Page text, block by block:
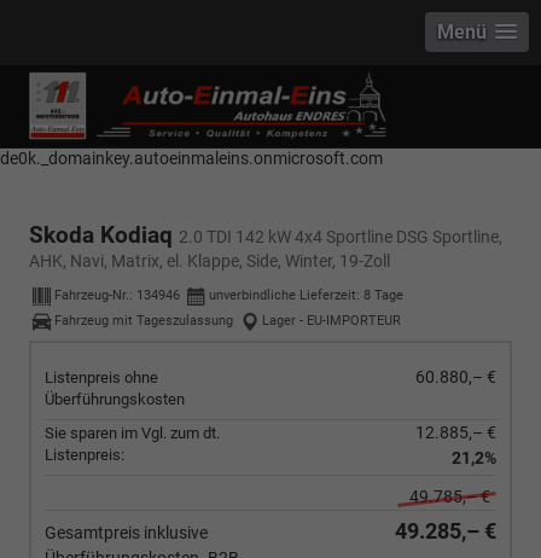
------------ Host Name : selector1._domainkey Points to address or value:
selector1-aee-de0k._domainkey.autoeinmaleins.onmicrosoft.com Host
Name : selector2._domainkey Points to address or value: selector2-aee-
de0k._domainkey.autoeinmaleins.onmicrosoft.com
Menü
Skoda Kodiaq 2.0 TDI 142 kW 4x4 Sportline DSG Sportline,
AHK, Navi, Matrix, el. Klappe, Side, Winter, 19-Zoll
Fahrzeug-Nr.: 134946 unverbindliche Lieferzeit: 8 Tage
Fahrzeug mit Tageszulassung
Lager - EU-IMPORTEUR
Listenpreis ohne
Überführungskosten
60.880,– €
Sie sparen im Vgl. zum dt.
Listenpreis:
12.885,– €
21,2%
49.785,– €
Gesamtpreis inklusive
49.285,– €